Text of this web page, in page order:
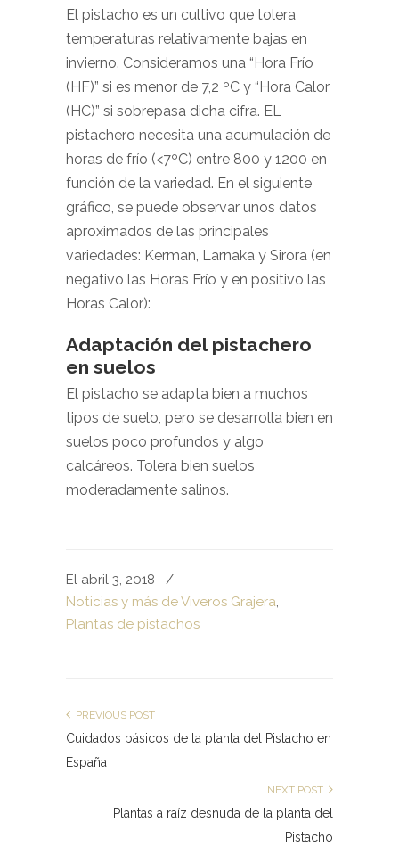
El pistacho es un cultivo que tolera
temperaturas relativamente bajas en
invierno. Consideramos una “Hora Frío
(HF)” si es menor de 7,2 ºC y “Hora Calor
(HC)” si sobrepasa dicha cifra. EL
pistachero necesita una acumulación de
horas de frío (<7ºC) entre 800 y 1200 en
función de la variedad. En el siguiente
gráfico, se puede observar unos datos
aproximados de las principales
variedades: Kerman, Larnaka y Sirora (en
negativo las Horas Frío y en positivo las
Horas Calor):
Adaptación del pistachero
en suelos
El pistacho se adapta bien a muchos
tipos de suelo, pero se desarrolla bien en
suelos poco profundos y algo
calcáreos. Tolera bien suelos
moderadamente salinos.
El abril 3, 2018
/
Noticias y más de Viveros Grajera
Plantas de pistachos
PREVIOUS POST
Cuidados básicos de la planta del Pistacho en
España
NEXT POST
Plantas a raíz desnuda de la planta del
Pistacho